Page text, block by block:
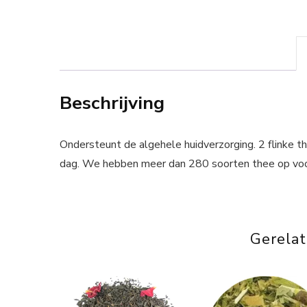
Beschrijving
Ondersteunt de algehele huidverzorging. 2 flinke
dag. We hebben meer dan 280 soorten thee op